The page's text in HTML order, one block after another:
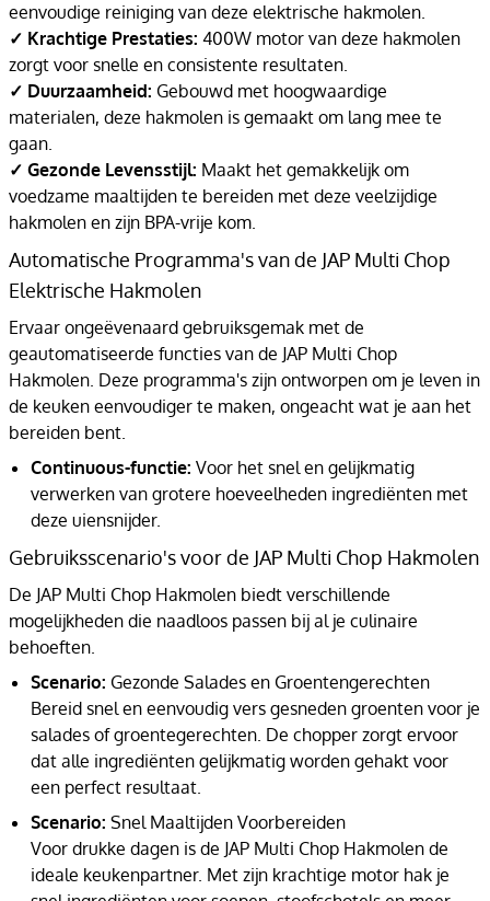
eenvoudige reiniging van deze elektrische hakmolen.
✓ Krachtige Prestaties: 400W motor van deze hakmolen
zorgt voor snelle en consistente resultaten.
✓ Duurzaamheid: Gebouwd met hoogwaardige
materialen, deze hakmolen is gemaakt om lang mee te
gaan.
✓ Gezonde Levensstijl: Maakt het gemakkelijk om
voedzame maaltijden te bereiden met deze veelzijdige
hakmolen en zijn BPA-vrije kom.
Automatische Programma's van de JAP Multi Chop
Elektrische Hakmolen
Ervaar ongeëvenaard gebruiksgemak met de
geautomatiseerde functies van de JAP Multi Chop
Hakmolen. Deze programma's zijn ontworpen om je leven in
de keuken eenvoudiger te maken, ongeacht wat je aan het
bereiden bent.
Continuous-functie: Voor het snel en gelijkmatig
verwerken van grotere hoeveelheden ingrediënten met
deze uiensnijder.
Gebruiksscenario's voor de JAP Multi Chop Hakmolen
De JAP Multi Chop Hakmolen biedt verschillende
mogelijkheden die naadloos passen bij al je culinaire
behoeften.
Scenario: Gezonde Salades en Groentengerechten
Bereid snel en eenvoudig vers gesneden groenten voor je
salades of groentegerechten. De chopper zorgt ervoor
dat alle ingrediënten gelijkmatig worden gehakt voor
een perfect resultaat.
Scenario: Snel Maaltijden Voorbereiden
Voor drukke dagen is de JAP Multi Chop Hakmolen de
ideale keukenpartner. Met zijn krachtige motor hak je